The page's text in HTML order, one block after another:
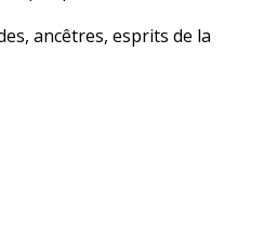
ancêtres, esprits de la